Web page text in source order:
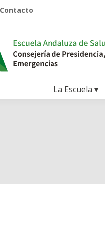
Contacto
La Escuela ▾